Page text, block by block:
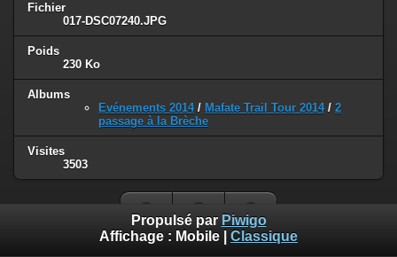
Fichier
017-DSC07240.JPG
Poids
230 Ko
Albums
Evénements 2014/ Mafate Trail Tour 2014/ 2
passage à la Brèche
Visites
3503
Propulsé par Piwigo
Affichage : Mobile Classique